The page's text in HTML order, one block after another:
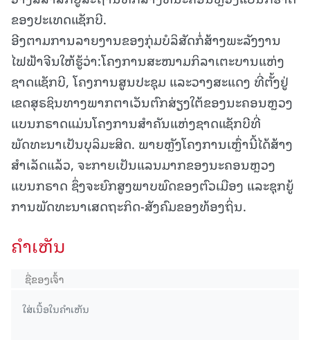
ຂອງປະເທດແຊັກບີ.
ອີງຕາມການລາຍງານຂອງກຸ່ມບໍລິສັດກໍ່ສ້າງພະລັງງານ
ໄຟຟ້າຈີນໃຫ້ຮູ້ວ່າ:ໂຄງການສະໜາມກິລາເຕະບານແຫ່ງ
ຊາດແຊັກບີ, ໂຄງການສູນປະຊຸມ ແລະວາງສະແດງ ທີ່ຕັ້ງຢູ່
ເຂດສຸຣຊິນທາງພາກຕາເວັນຕົກສ່ຽງໃຕ້ຂອງນະຄອນຫຼວງ
ແບນກຣາດແມ່ນໂຄງການສຳຄັນແຫ່ງຊາດແຊັກບີທີ່
ພັດທະນາເປັນບຸລິມະສິດ. ພາຍຫຼັງໂຄງການເຫຼົ່ານີ້ໄດ້ສ້າງ
ສຳເລັດແລ້ວ, ຈະກາຍເປັນແລນມາກຂອງນະຄອນຫຼວງ
ແບນກຣາດ ຊຶ່ງຈະຍົກສູງພາບພົດຂອງຕົວເມືອງ ແລະຊຸກຍູ້
ການພັດທະນາເສດຖະກິດ-ສັງຄົມຂອງທ້ອງຖິ່ນ.
ຄໍາເຫັນ